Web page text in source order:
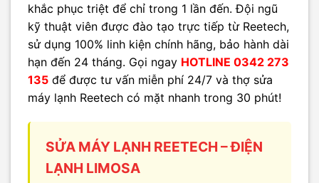
khắc phục triệt để chỉ trong 1 lần đến. Đội ngũ
kỹ thuật viên được đào tạo trực tiếp từ Reetech,
sử dụng 100% linh kiện chính hãng, bảo hành dài
hạn đến 24 tháng. Gọi ngay HOTLINE 0342 273
135 để được tư vấn miễn phí 24/7 và thợ sửa
máy lạnh Reetech có mặt nhanh trong 30 phút!
SỬA MÁY LẠNH REETECH – ĐIỆN
LẠNH LIMOSA